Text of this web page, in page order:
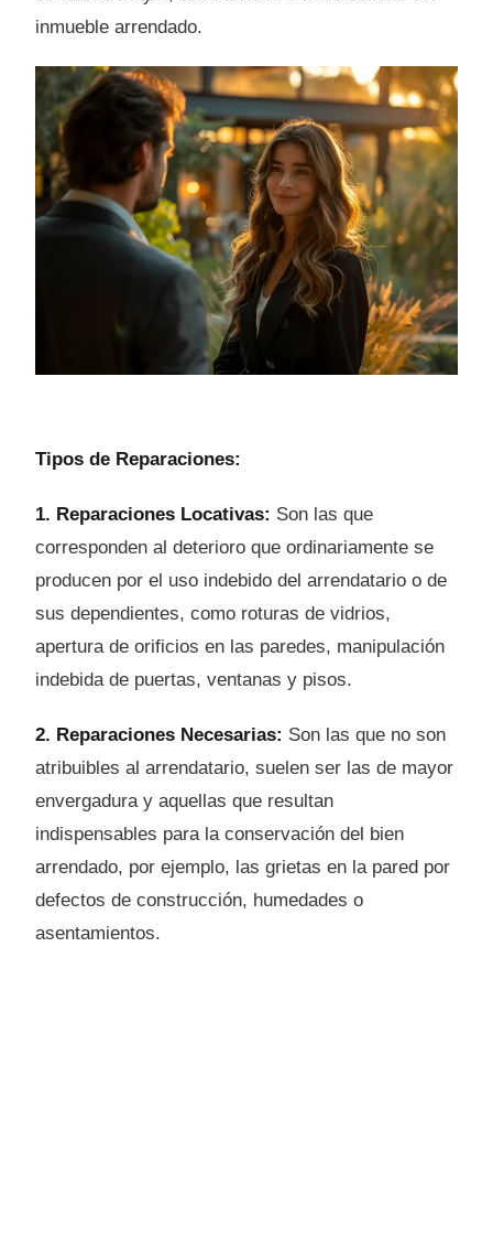
inmueble arrendado.
Tipos de Reparaciones:
1. Reparaciones Locativas: Son las que
corresponden al deterioro que ordinariamente se
producen por el uso indebido del arrendatario o de
sus dependientes, como roturas de vidrios,
apertura de orificios en las paredes, manipulación
indebida de puertas, ventanas y pisos.
2. Reparaciones Necesarias: Son las que no son
atribuibles al arrendatario, suelen ser las de mayor
envergadura y aquellas que resultan
indispensables para la conservación del bien
arrendado, por ejemplo, las grietas en la pared por
defectos de construcción, humedades o
asentamientos.